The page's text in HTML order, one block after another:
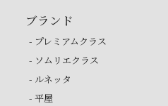
ブランド
- プレミアムクラス
- ソムリエクラス
- ルネッタ
- 平屋